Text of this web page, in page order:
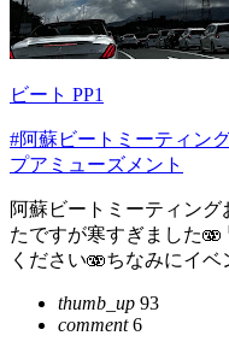
ビート PP1
#阿蘇ビートミーティン
プアミューズメント
阿蘇ビートミーティン
たですが寒すぎました
ください🫨ちなみにイ
thumb_up 93
comment6